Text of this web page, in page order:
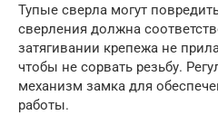
Тупые сверла могут
сверления должна
затягивании крепежа не
чтобы не сорвать резьбу.
механизм замка для
работы.